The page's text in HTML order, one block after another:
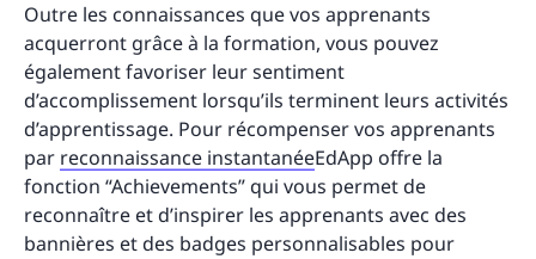
Outre les connaissances que vos apprenants
acquerront grâce à la formation, vous pouvez
également favoriser leur sentiment
d’accomplissement lorsqu’ils terminent leurs activités
d’apprentissage. Pour récompenser vos apprenants
par reconnaissance instantanéeEdApp offre la
fonction “Achievements” qui vous permet de
reconnaître et d’inspirer les apprenants avec des
bannières et des badges personnalisables pour